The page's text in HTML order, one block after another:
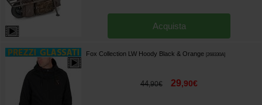
Acquista
Fox Collection LW Hoody Black & Orange 268330A]
44,90€ 29,90€